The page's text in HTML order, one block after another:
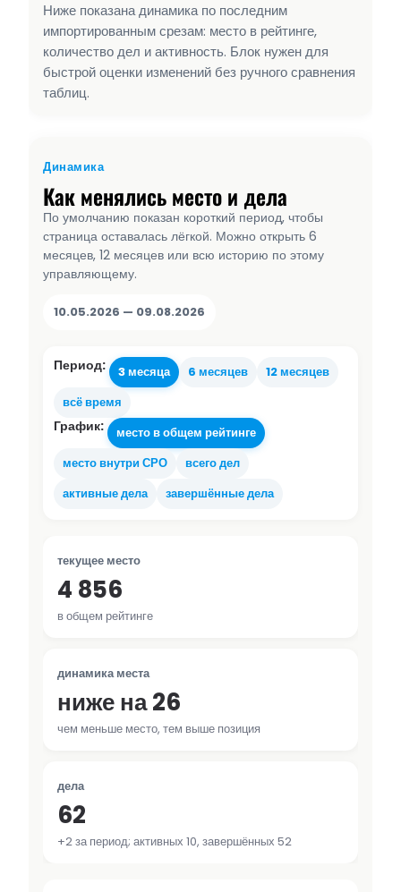
Ниже показана динамика по последним
импортированным срезам: место в рейтинге,
количество дел и активность. Блок нужен для
быстрой оценки изменений без ручного сравнения
таблиц.
Динамика
Как менялись место и дела
По умолчанию показан короткий период, чтобы
страница оставалась лёгкой. Можно открыть 6
месяцев, 12 месяцев или всю историю по этому
управляющему.
10.05.2026 — 09.08.2026
Период: 3 месяца 6 месяцев
12 месяцев
всё время
График:
место в общем рейтинге
место внутри СРО
всего дел
активные дела
завершённые дела
текущее место
4 856
в общем рейтинге
динамика места
ниже на 26
чем меньше место, тем выше позиция
дела
62
+2 за период; активных 10, завершённых 52